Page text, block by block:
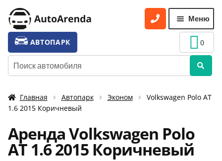
Перейти
к
навигации
Перейти
к
содержимому
Меню
УСЛУГИ
меню
ТАРИФЫ
УСЛОВИЯ АРЕНДЫ
АКЦИИ
АВТОПАРК
Искать:
0
Главная Автопарк Эконом
Volkswagen Polo АТ
1.6 2015 Коричневый
Аренда Volkswagen Polo
АТ 1.6 2015 Коричневый